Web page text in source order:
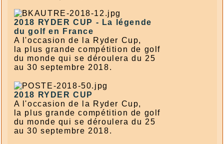
2018
RYDER CUP - La légende
du golf en France
A l'occasion de la Ryder Cup,
la plus grande compétition de golf
du monde qui se déroulera du 25
au 30 septembre 2018.
2018
RYDER CUP
A l'occasion de la Ryder Cup,
la plus grande compétition de golf
du monde qui se déroulera du 25
au 30 septembre 2018.